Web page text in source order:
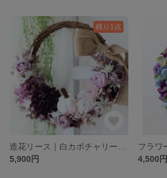
残り1点
5,900円
4,500円